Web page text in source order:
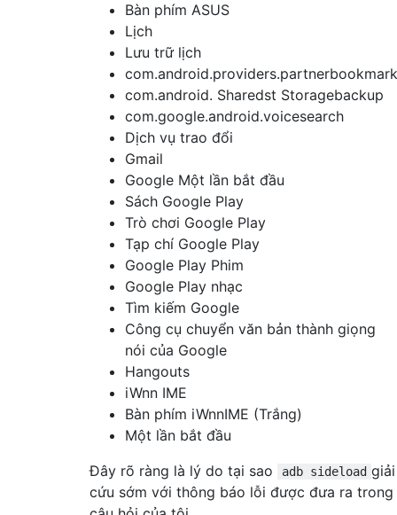
Bàn phím ASUS
Lịch
Lưu trữ lịch
com.android.providers.partnerbookmark
com.android. Sharedst Storagebackup
com.google.android.voicesearch
Dịch vụ trao đổi
Gmail
Google Một lần bắt đầu
Sách Google Play
Trò chơi Google Play
Tạp chí Google Play
Google Play Phim
Google Play nhạc
Tìm kiếm Google
Công cụ chuyển văn bản thành giọng
nói của Google
Hangouts
iWnn IME
Bàn phím iWnnIME (Trắng)
Một lần bắt đầu
Đây rõ ràng là lý do tại sao
adb sideload giải
cứu sớm với thông báo lỗi được đưa ra trong